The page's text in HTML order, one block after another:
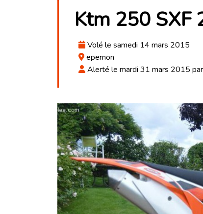
Ktm 250 SXF
Volé le samedi 14 mars 2015
epernon
Alerté le mardi 31 mars 2015